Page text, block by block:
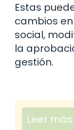
Estas
cambios
social,
la
gestión.
Leer más